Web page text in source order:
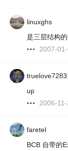
linuxghs
是三层结构的
2007-
up
2006-11-
faretel
BCB 自带的